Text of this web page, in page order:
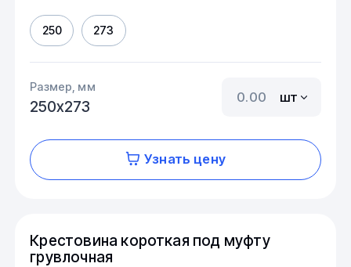
250 273
Размер, мм
250х273
шт
Узнать цену
Крестовина короткая под муфту
грувлочная